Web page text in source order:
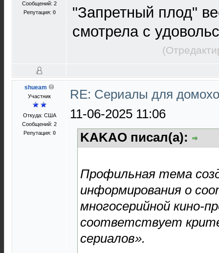
Сообщений: 2
Репутация: 0
"Запретный плод"
смотрела с
shueam
Участник
Откуда: США
Сообщений: 2
Репутация: 0
RE: Сериалы для
11-06-2025 11:06
KAKAO писал(а):
Профильная тема
информирования о
многосерийной кино-
соответствует
сериалов».